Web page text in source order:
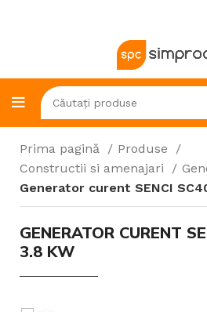
Prima pagină
Produse
Constructii si amenajari
Generator curent SENCI
GENERATOR CURENT
3.8 KW